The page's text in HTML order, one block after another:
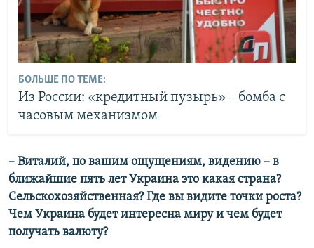
БОЛЬШЕ ПО ТЕМЕ:
Из России: «кредитный пузырь» – бомба с
часовым механизмом
– Виталий, по вашим ощущениям, видению – в
ближайшие пять лет Украина это какая страна?
Сельскохозяйственная? Где вы видите точки роста?
Чем Украина будет интересна миру и чем будет
получать валюту?